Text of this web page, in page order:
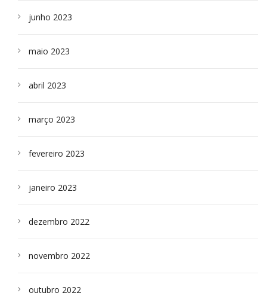
junho 2023
maio 2023
abril 2023
março 2023
fevereiro 2023
janeiro 2023
dezembro 2022
novembro 2022
outubro 2022